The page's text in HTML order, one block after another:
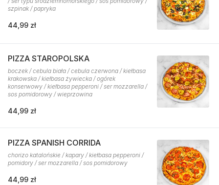
szpinak / papryka
44,99 zł
PIZZA STAROPOLSKA
boczek / cebula biała / cebula czerwona / kiełbasa
krakowska / kiełbasa żywiecka / ogórek
konserwowy / kiełbasa pepperoni / ser mozzarella /
sos pomidorowy / wieprzowina
44,99 zł
PIZZA SPANISH CORRIDA
chorizo katalońskie / kapary / kiełbasa pepperoni /
pomidory / ser mozzarella / sos pomidorowy
44,99 zł